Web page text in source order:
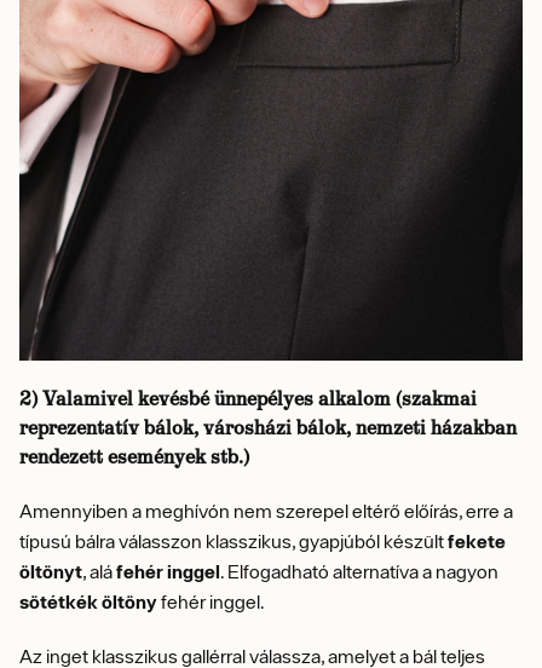
2) Valamivel kevésbé ünnepélyes alkalom (szakmai
reprezentatív bálok, városházi bálok, nemzeti házakban
rendezett események stb.)
Amennyiben a meghívón nem szerepel eltérő előírás, erre a
típusú bálra válasszon klasszikus, gyapjúból készültfekete
öltönyt, aláfehér inggel. Elfogadható alternatíva a nagyon
sötétkék öltönyfehér inggel.
Az inget klasszikus gallérral válassza, amelyet a bál teljes